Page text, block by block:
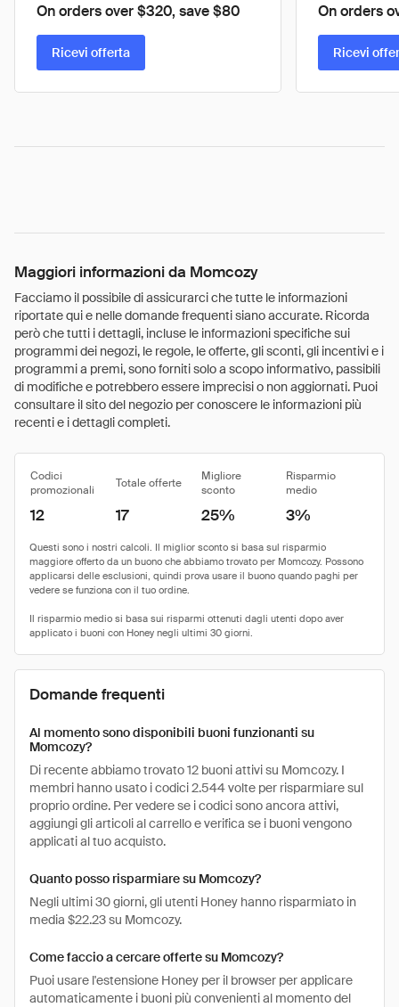
On orders over $320, save $80
Ricevi offerta
On orders
Ricevi
Maggiori informazioni da Momcozy
Facciamo il possibile di assicurarci che tutte le informazioni
riportate qui e nelle domande frequenti siano accurate. Ricorda
però che tutti i dettagli, incluse le informazioni specifiche sui
programmi dei negozi, le regole, le offerte, gli sconti, gli incentivi e i
programmi a premi, sono forniti solo a scopo informativo, passibili
di modifiche e potrebbero essere imprecisi o non aggiornati. Puoi
consultare il sito del negozio per conoscere le informazioni più
recenti e i dettagli completi.
Codici
promozionali
Totale offerte
Migliore
sconto
Risparmio
medio
12 17 25% 3%
Domande frequenti
Al momento sono disponibili buoni funzionanti su
Momcozy?
Di recente abbiamo trovato 12 buoni attivi su Momcozy. I
membri hanno usato i codici 2.544 volte per risparmiare sul
proprio ordine. Per vedere se i codici sono ancora attivi,
aggiungi gli articoli al carrello e verifica se i buoni vengono
applicati al tuo acquisto.
Quanto posso risparmiare su Momcozy?
Negli ultimi 30 giorni, gli utenti Honey hanno risparmiato in
media $22.23 su Momcozy.
Come faccio a cercare offerte su Momcozy?
Puoi usare l'estensione Honey per il browser per applicare
automaticamente i buoni più convenienti al momento del